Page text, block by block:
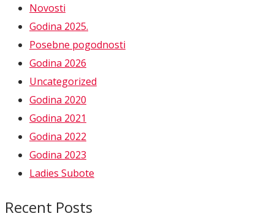
Novosti
Godina 2025.
Posebne pogodnosti
Godina 2026
Uncategorized
Godina 2020
Godina 2021
Godina 2022
Godina 2023
Ladies Subote
Recent Posts